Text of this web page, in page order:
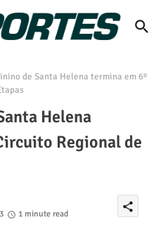
de Santa Helena termina em 6º
Helena
Regional de
1 minute read
share